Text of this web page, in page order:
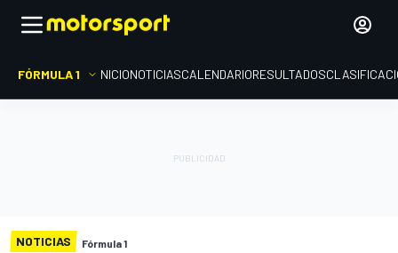
FÓRMULA 1 INICIONOTICIASCALENDARIORESULTADOS
NOTICIAS Fórmula 1